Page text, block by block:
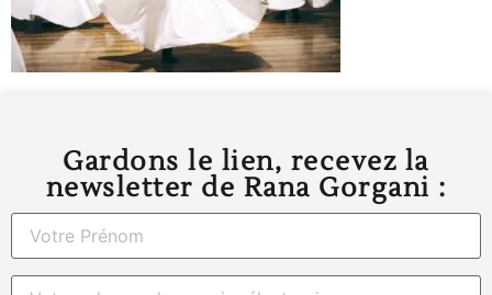
Gardons le lien, recevez la
newsletter de Rana Gorgani :